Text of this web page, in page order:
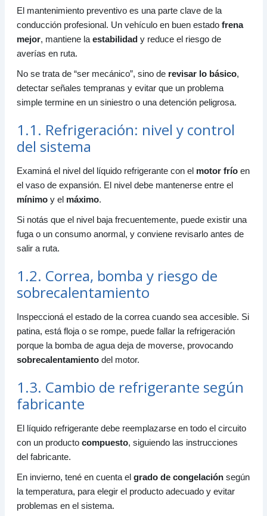
5.1. Zona verde
5.2. Zona roja
6. Sistema de suspensión
6.1. Qué la deteriora más rápido
6.2. Consecuencias de una suspensión en mal
estado
7. Aspectos generales de mecánica del vehículo
profesional debe entender
8. Motor
8.1. Motores y tipos de energía
8.2. Ciclo de 4 tiempos
8.3. Funcionamiento del motor diésel
8.4. Elementos fijos y móviles
9. Sistemas componentes del motor
9.1. Sistema de distribución
9.3. Sistema de lubricación
9.4. Sistema de refrigeración
10. Equipos eléctricos
10.1. Batería: cuidado y manipulación
11. Transmisión
11.1. Elementos importantes
12. Sistema de dirección
12.1. Si el vehículo se va hacia un lado
13. Neumáticos
13.1. Código de tamaño del neumático
13.2. Profundidad mínima y desgaste
El mantenimiento preventivo es una parte clave de la
conducción profesional. Un vehículo en buen estado frena
mejor, mantiene la estabilidady reduce el riesgo de
averías en ruta.
No se trata de “ser mecánico”, sino de revisar lo básico,
detectar señales tempranas y evitar que un problema
simple termine en un siniestro o una detención peligrosa.
1.1. Refrigeración: nivel y control
del sistema
Examiná el nivel del líquido refrigerante con el motor fríoen
el vaso de expansión. El nivel debe mantenerse entre el
mínimoy el máximo.
Si notás que el nivel baja frecuentemente, puede existir una
fuga o un consumo anormal, y conviene revisarlo antes de
salir a ruta.
1.2. Correa, bomba y riesgo de
sobrecalentamiento
Inspeccioná el estado de la correa cuando sea accesible. Si
patina, está floja o se rompe, puede fallar la refrigeración
porque la bomba de agua deja de moverse, provocando
sobrecalentamientodel motor.
1.3. Cambio de refrigerante según
fabricante
El líquido refrigerante debe reemplazarse en todo el circuito
con un producto compuesto, siguiendo las instrucciones
del fabricante.
En invierno, tené en cuenta el grado de congelaciónsegún
la temperatura, para elegir el producto adecuado y evitar
problemas en el sistema.